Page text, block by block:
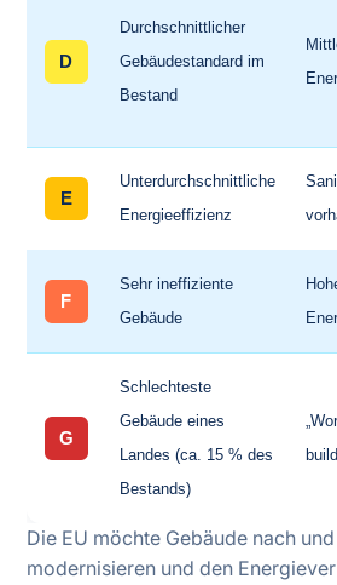
D
Durchschnittlicher
Gebäudestandard im
Bestand
E
Unterdurchschnittliche
Energieeffizienz
F
Sehr ineffiziente
Gebäude
G
Schlechteste
Gebäude eines
Landes (ca. 15 % des
Bestands)
Die EU möchte Gebäude nach
modernisieren und den